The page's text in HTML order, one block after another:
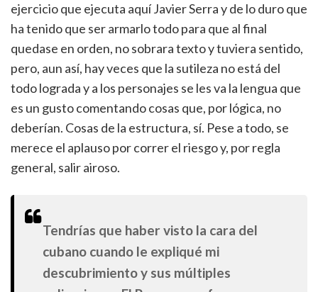
ejercicio que ejecuta aquí Javier Serra y de lo duro que
ha tenido que ser armarlo todo para que al final
quedase en orden, no sobrara texto y tuviera sentido,
pero, aun así, hay veces que la sutileza no está del
todo lograda y a los personajes se les va la lengua que
es un gusto comentando cosas que, por lógica, no
deberían. Cosas de la estructura, sí. Pese a todo, se
merece el aplauso por correr el riesgo y, por regla
general, salir airoso.
Tendrías que haber visto la cara del
cubano cuando le expliqué mi
descubrimiento y sus múltiples